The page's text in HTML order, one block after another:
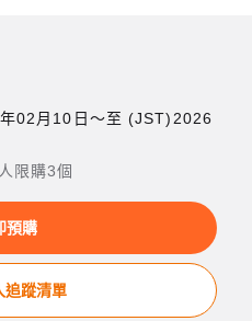
年02月10日〜至 (JST)2026
限購3個
預購
追蹤清單